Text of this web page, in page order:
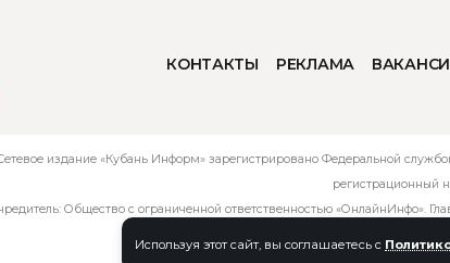
Используя этот сайт, вы соглашаетесь с
КОНТАКТЫ РЕКЛАМА
издание «Кубань Информ» зарегистрировано Федеральной
регистрационный
Общество с ограниченной ответственностью «ОнлайнИнфо».